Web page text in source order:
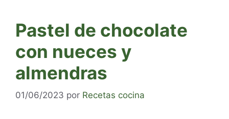
Pastel de chocolate
con nueces y
almendras
01/06/2023 por Recetas cocina